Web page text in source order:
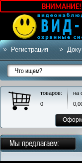
Регистрация
ВНИМАНИЕ!
товаров:
0
на
Мы предлагаем: